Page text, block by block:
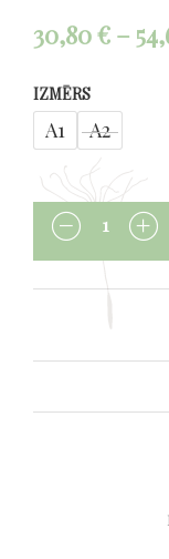
30,80€ –
IZMĒRS
A1 A2
DAUDZUMS